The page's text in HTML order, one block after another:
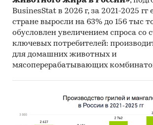
операторов рынка приводится
доступном на официальных
компаний.
При подготовке обзора
официальная статистика и
статистики (Росстат)
Федеральная налоговая служба
BusinesStat в 2026 г, за 2021-2025 гг
стране выросли на 63% до 156 тыс
обусловлен увеличением спроса со
ключевых потребителей:
для домашних животных и
мясоперерабатывающих